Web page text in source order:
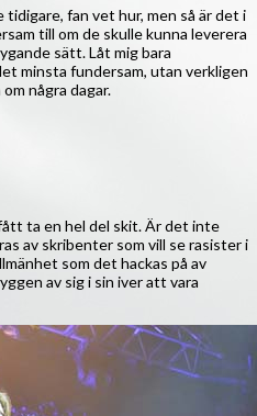
tidigare, fan vet hur, men så är det i
till om de skulle kunna leverera
sätt. Låt mig bara
minsta fundersam, utan verkligen
några dagar.
ta en hel del skit. Är det inte
av skribenter som vill se rasister i
som det hackas på av
av sig i sin iver att vara